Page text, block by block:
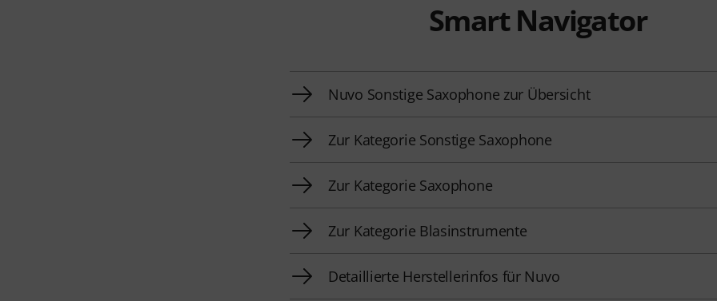
Smart Navigator
Nuvo Sonstige Saxophone zur Übersicht
Zur Kategorie Sonstige Saxophone
Zur Kategorie Saxophone
Zur Kategorie Blasinstrumente
Detaillierte Herstellerinfos für Nuvo